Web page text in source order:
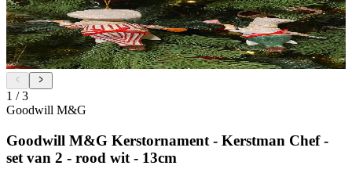
1 /3
Goodwill M&G
Goodwill M&G Kerstornament - Kerstman Chef -
set van 2 - rood wit - 13cm